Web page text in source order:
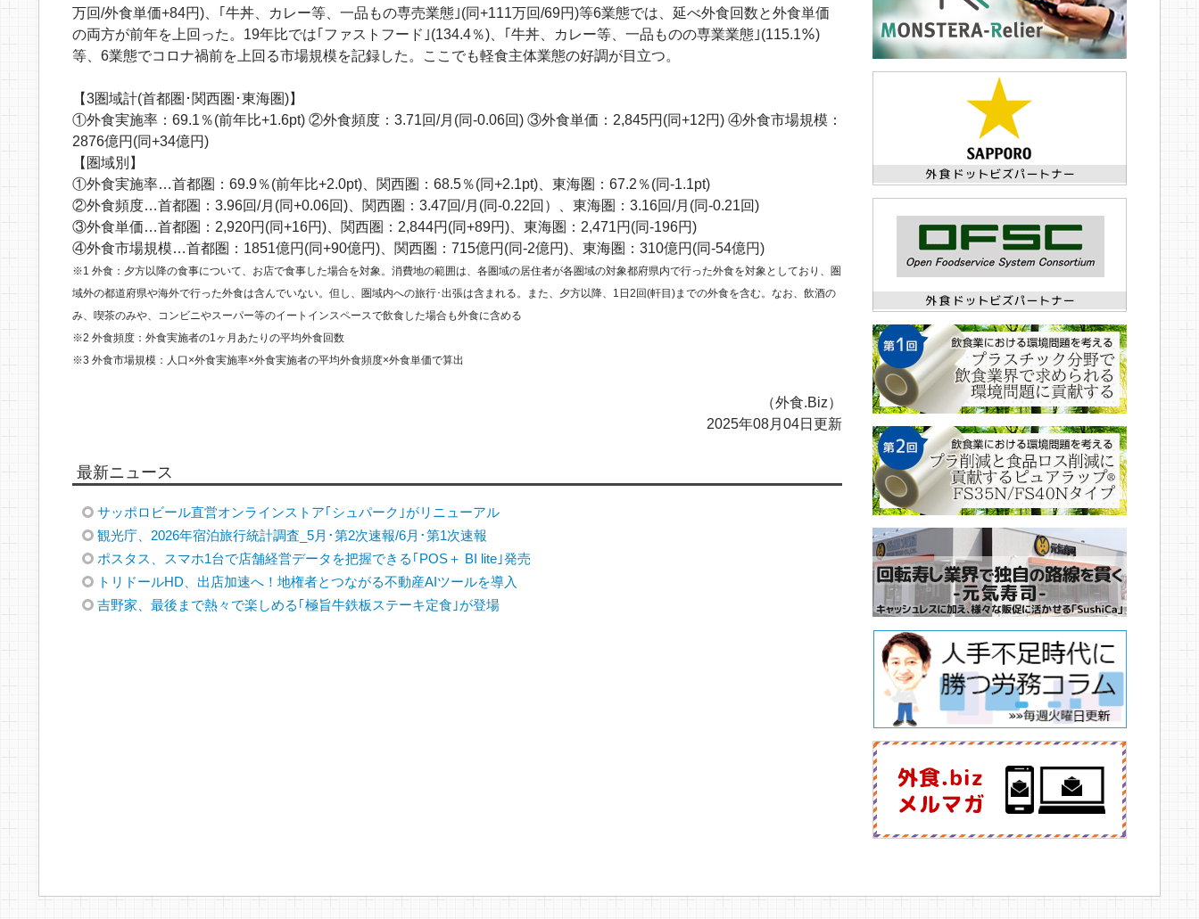
万回/外食単価+84円)、｢牛丼、カレー等、一品もの専売業態｣(同+111万回/69円)等6業態では、延べ外食回数と外食単価
の両方が前年を上回った。19年比では｢ファストフード｣(134.4％)、｢牛丼、カレー等、一品ものの専業業態｣(115.1％)
等、6業態でコロナ禍前を上回る市場規模を記録した。ここでも軽食主体業態の好調が目立つ。
【3圏域計(首都圏･関西圏･東海圏)】
①外食実施率：69.1％(前年比+1.6pt) ②外食頻度：3.71回/月(同-0.06回) ③外食単価：2,845円(同+12円) ④外食市場規模：
2876億円(同+34億円)
【圏域別】
①外食実施率…首都圏：69.9％(前年比+2.0pt)、関西圏：68.5％(同+2.1pt)、東海圏：67.2％(同-1.1pt)
②外食頻度…首都圏：3.96回/月(同+0.06回)、関西圏：3.47回/月(同-0.22回）、東海圏：3.16回/月(同-0.21回)
③外食単価…首都圏：2,920円(同+16円)、関西圏：2,844円(同+89円)、東海圏：2,471円(同-196円)
④外食市場規模…首都圏：1851億円(同+90億円)、関西圏：715億円(同-2億円)、東海圏：310億円(同-54億円)
※1 外食：夕方以降の食事について、お店で食事した場合を対象。消費地の範囲は、各圏域の居住者が各圏域の対象都府県内で行った外食を対象としており、圏
域外の都道府県や海外で行った外食は含んでいない。但し、圏域内への旅行･出張は含まれる。また、夕方以降、1日2回(軒目)までの外食を含む。なお、飲酒の
み、喫茶のみや、コンビニやスーパー等のイートインスペースで飲食した場合も外食に含める
※2 外食頻度：外食実施者の1ヶ月あたりの平均外食回数
※3 外食市場規模：人口×外食実施率×外食実施者の平均外食頻度×外食単価で算出
（外食.Biz）
2025年08月04日更新
最新ニュース
サッポロビール直営オンラインストア｢シュパーク｣がリニューアル
観光庁、2026年宿泊旅行統計調査_5月･第2次速報/6月･第1次速報
ポスタス、スマホ1台で店舗経営データを把握できる｢POS＋ BI lite｣発売
トリドールHD、出店加速へ！地権者とつながる不動産AIツールを導入
吉野家、最後まで熱々で楽しめる｢極旨牛鉄板ステーキ定食｣が登場